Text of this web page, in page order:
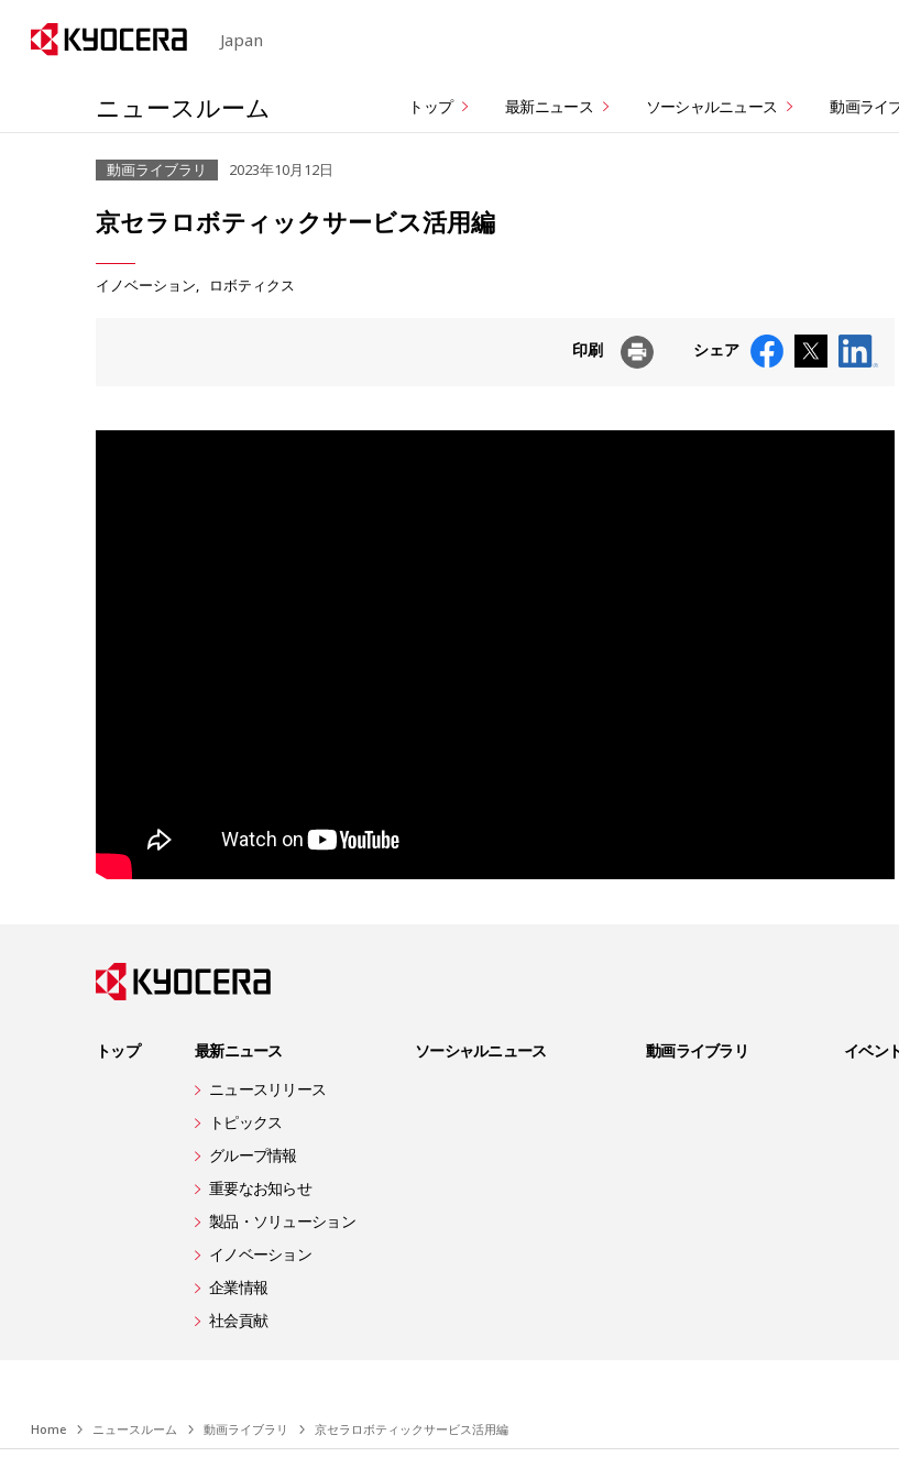
Japan
ニュースルーム トップ 最新ニュース ソーシャルニュース 動画ライ
動画ライブラリ 2023年10月12日
京セラロボティックサービス活用編
イノベーション ロボティクス
印刷 シェア
トップ
最新ニュース
ニュースリリース
トピックス
グループ情報
重要なお知らせ
製品・ソリューション
イノベーション
企業情報
社会貢献
ソーシャルニュース 動画ライブラリ イベン
Home ニュースルーム 動画ライブラリ 京セラロボティックサービス活用編